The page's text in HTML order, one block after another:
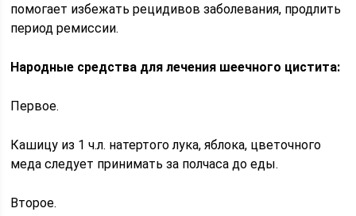
помогает избежать рецидивов заболевания, продлить
период ремиссии.
Народные средства для лечения шеечного цистита:
Первое.
Кашицу из 1 ч.л. натертого лука, яблока, цветочного
меда следует принимать за полчаса до еды.
Второе.